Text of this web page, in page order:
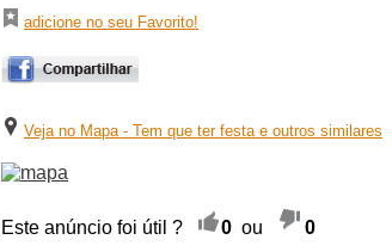
adicione no seu Favorito!
Veja no Mapa - Tem que ter festa e outros similares
Este anúncio foi útil ? 0 ou 0